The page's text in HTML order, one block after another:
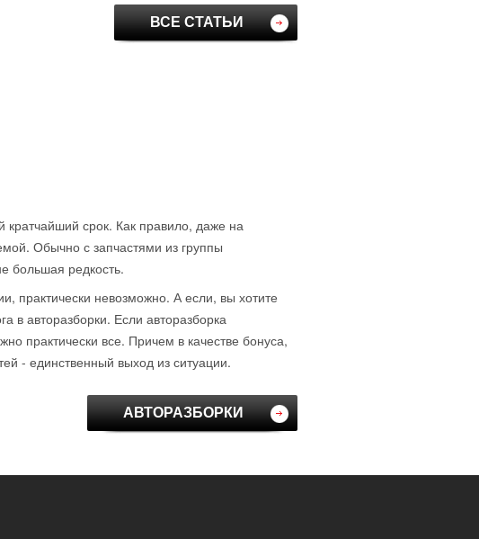
ВСЕ СТАТЬИ
срок. Как правило, даже на
Обычно с запчастями из группы
большая редкость.
практически невозможно. А если, вы хотите
в авторазборки. Если авторазборка
практически все. Причем в качестве бонуса,
- единственный выход из ситуации.
АВТОРАЗБОРКИ